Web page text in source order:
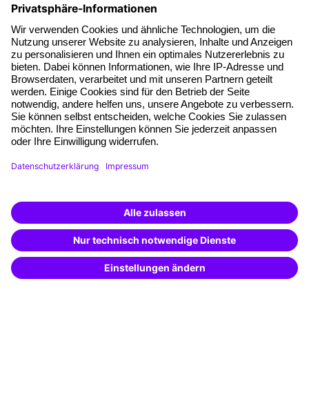
Über unser Angebot
Planungssicherheit
Freie Seminarplätze
Qualitätsstandards
Planung und Locations
Fördermöglichkeiten
Weiterbildungs-App
Besondere Angebote
Potenzialanalyse
Transfercoaching
Weiterbildung finden -
mit KI-Power!
Beschreibe was du suchst und erhalte
passende Weiterbildungen vomKI-Berater
– schnell und treffsicher.